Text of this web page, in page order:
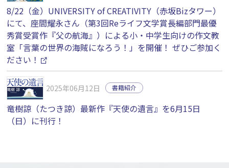
8/22（金）UNIVERSITY of CREATIVITY（赤坂Bizタワー）
にて、座間耀永さん（第3回Reライフ文学賞長編部門最優
秀賞受賞作『父の航海』）による小・中学生向けの作文教
室「言葉の世界の海賊になろう！」を開催！ ぜひご参加く
ださい！
2025年06月12日 書籍紹介
竜樹諒（たつき諒）最新作『天使の遺言』を6月15日
（日）に刊行！